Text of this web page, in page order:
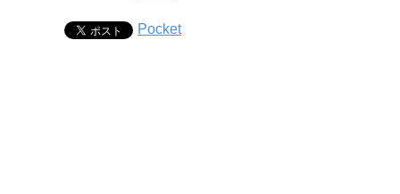
Pocket